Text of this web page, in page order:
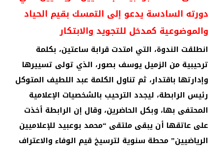
دورته السادسة يدعو إلى التمسك بقيم الحياد
والموضوعية كمدخل للتجويد والابتكار
انطلقت الندوة، التي امتدت قرابة ساعتين، بكلمة
ترحيبية من الزميل يوسف بصور، الذي تولى تسييرها
وإدارتها باقتدار، ثم تناول الكلمة عبد اللطيف المتوكل
رئيس الرابطة، ليجدد الترحيب بالشخصيات الإعلامية
المحتفى بها، وبكل الحاضرين، وقال إن الرابطة أخذت
على عاتقها أن يبقى ملتقى “محمد بوعبيد للإعلاميين
الرياضيين” محطة سنوية لترسيخ قيم الوفاء والاعتراف